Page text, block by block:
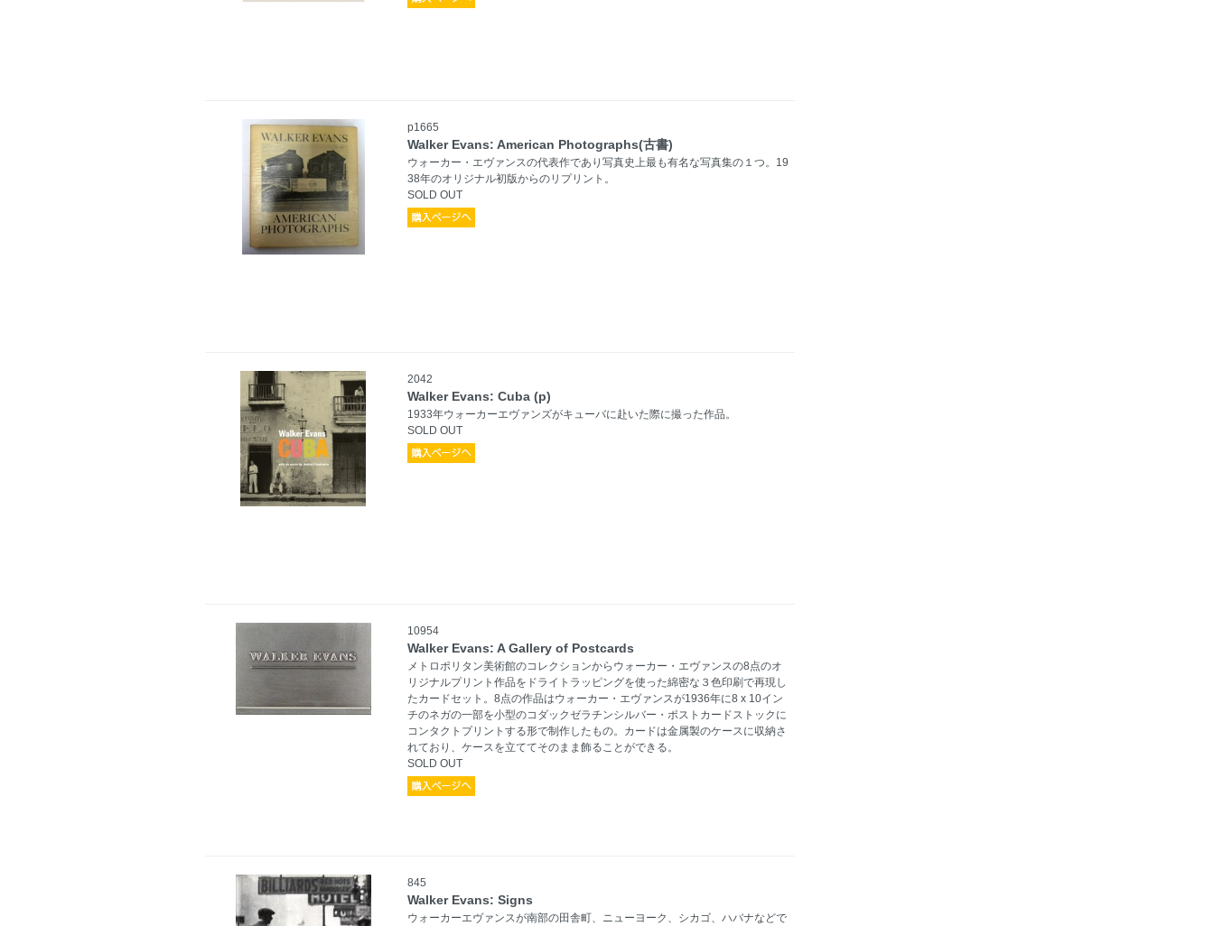
p1665
Walker Evans: American Photographs(古書)
ウォーカー・エヴァンスの代表作であり写真史上最も有名な写真集の１つ。19
38年のオリジナル初版からのリプリント。
SOLD OUT
2042
Walker Evans: Cuba (p)
1933年ウォーカーエヴァンズがキューバに赴いた際に撮った作品。
SOLD OUT
10954
Walker Evans: A Gallery of Postcards
メトロポリタン美術館のコレクションからウォーカー・エヴァンスの8点のオ
リジナルプリント作品をドライトラッピングを使った綿密な３色印刷で再現し
たカードセット。8点の作品はウォーカー・エヴァンスが1936年に8 x 10イン
チのネガの一部を小型のコダックゼラチンシルバー・ポストカードストックに
コンタクトプリントする形で制作したもの。カードは金属製のケースに収納さ
れており、ケースを立ててそのまま飾ることができる。
SOLD OUT
845
Walker Evans: Signs
ウォーカーエヴァンスが南部の田舎町、ニューヨーク、シカゴ、ハバナなどで